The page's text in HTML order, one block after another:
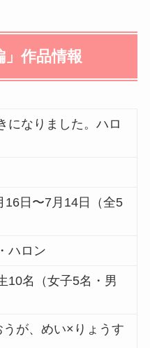
」作品情報
になりました。ハロ
16日〜7月14日（全5
ハロン
10名（女子5名・男
が、めい×りょうす